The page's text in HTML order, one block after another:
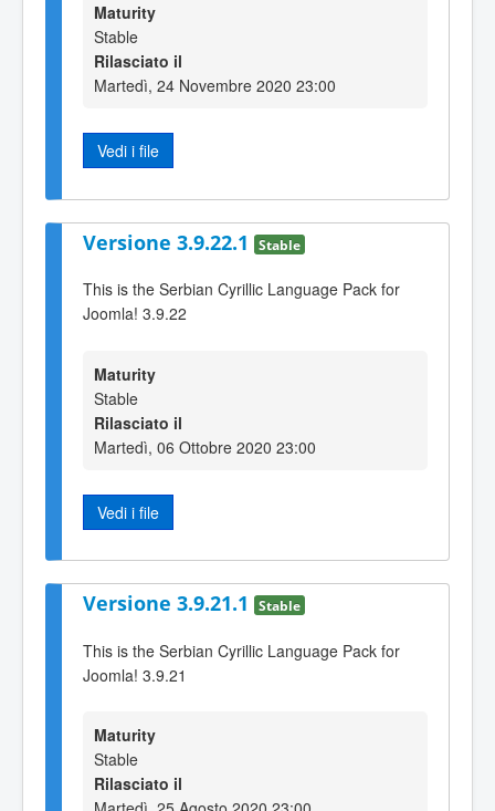
Maturity
Stable
Rilasciato il
Martedì, 24 Novembre 2020 23:00
Vedi i file
Versione 3.9.22.1 Stable
This is the Serbian Cyrillic Language Pack for
Joomla! 3.9.22
Maturity
Stable
Rilasciato il
Martedì, 06 Ottobre 2020 23:00
Vedi i file
Versione 3.9.21.1 Stable
This is the Serbian Cyrillic Language Pack for
Joomla! 3.9.21
Maturity
Stable
Rilasciato il